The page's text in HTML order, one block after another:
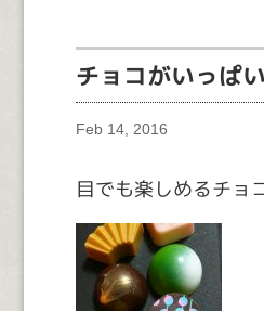
チョコがいっぱい
Feb 14, 2016
目でも楽しめるチョ